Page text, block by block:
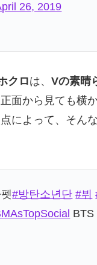
26, 2019
クロは、 Vの素晴
面から見ても横
によって、そん
#방탄소년단 #뷔
BTS